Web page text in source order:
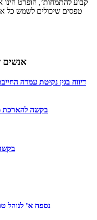
קבוע להתמחות’, הופרט
טפסים שיכולים לשמש כל
אנשים
דיווח בגין נקיטת עמדה
בקשה להארכת
9.0.0004 נספח א’